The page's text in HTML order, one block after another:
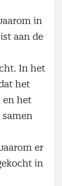
in
aan de
In het
het
en het
er
in